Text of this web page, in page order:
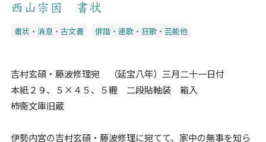
西山宗因 書状
書状・消息・古文書 俳諧・連歌・狂歌・芸能他
吉村玄碩・藤波修理宛 （延宝八年）三月二十一日付
本紙２９、５×４５、５糎 二段貼軸装 箱入
柿衞文庫旧蔵
伊勢内宮の吉村玄碩・藤波修理に宛てて、家中の無事を知ら